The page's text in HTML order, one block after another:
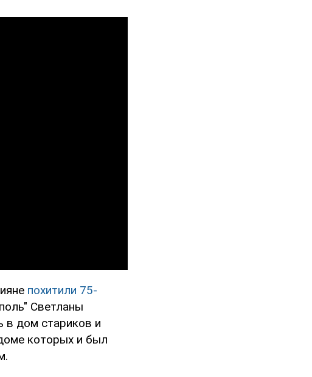
похитили 75-
Светланы
в дом стариков и
которых и был